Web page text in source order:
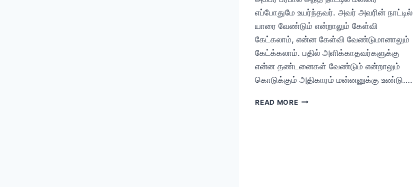
எப்போதுமே உயர்ந்தவர். அவர் அவரின் நாட்டில்
யாரை வேண்டும் என்றாலும் கேள்வி
கேட்கலாம், என்ன கேள்வி வேண்டுமானாலும்
கேட்க்கலாம். பதில் அளிக்காதவர்களுக்கு
என்ன தண்டனைகள் வேண்டும் என்றாலும்
கொடுக்கும் அதிகாரம் மன்னனுக்கு உண்டு….
READ MOREஅக்பர்